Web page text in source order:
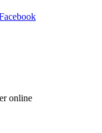
online